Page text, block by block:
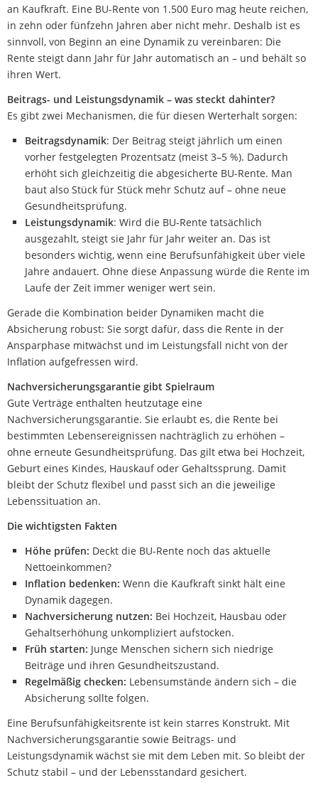
an Kaufkraft. Eine BU-Rente von 1.500 Euro mag heute reichen,
in zehn oder fünfzehn Jahren aber nicht mehr. Deshalb ist es
sinnvoll, von Beginn an eine Dynamik zu vereinbaren: Die
Rente steigt dann Jahr für Jahr automatisch an – und behält so
ihren Wert.
Beitrags- und Leistungsdynamik – was steckt dahinter?
Es gibt zwei Mechanismen, die für diesen Werterhalt sorgen:
Beitragsdynamik: Der Beitrag steigt jährlich um einen
vorher festgelegten Prozentsatz (meist 3–5 %). Dadurch
erhöht sich gleichzeitig die abgesicherte BU-Rente. Man
baut also Stück für Stück mehr Schutz auf – ohne neue
Gesundheitsprüfung.
Leistungsdynamik: Wird die BU-Rente tatsächlich
ausgezahlt, steigt sie Jahr für Jahr weiter an. Das ist
besonders wichtig, wenn eine Berufsunfähigkeit über viele
Jahre andauert. Ohne diese Anpassung würde die Rente im
Laufe der Zeit immer weniger wert sein.
Gerade die Kombination beider Dynamiken macht die
Absicherung robust: Sie sorgt dafür, dass die Rente in der
Ansparphase mitwächst und im Leistungsfall nicht von der
Inflation aufgefressen wird.
Nachversicherungsgarantie gibt Spielraum
Gute Verträge enthalten heutzutage eine
Nachversicherungsgarantie. Sie erlaubt es, die Rente bei
bestimmten Lebensereignissen nachträglich zu erhöhen –
ohne erneute Gesundheitsprüfung. Das gilt etwa bei Hochzeit,
Geburt eines Kindes, Hauskauf oder Gehaltssprung. Damit
bleibt der Schutz flexibel und passt sich an die jeweilige
Lebenssituation an.
Die wichtigsten Fakten
Höhe prüfen: Deckt die BU-Rente noch das aktuelle
Nettoeinkommen?
Inflation bedenken: Wenn die Kaufkraft sinkt hält eine
Dynamik dagegen.
Nachversicherung nutzen: Bei Hochzeit, Hausbau oder
Gehaltserhöhung unkompliziert aufstocken.
Früh starten: Junge Menschen sichern sich niedrige
Beiträge und ihren Gesundheitszustand.
Regelmäßig checken: Lebensumstände ändern sich – die
Absicherung sollte folgen.
Eine Berufsunfähigkeitsrente ist kein starres Konstrukt. Mit
Nachversicherungsgarantie sowie Beitrags- und
Leistungsdynamik wächst sie mit dem Leben mit. So bleibt der
Schutz stabil – und der Lebensstandard gesichert.